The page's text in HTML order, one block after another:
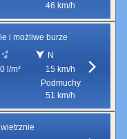
46 km/h
i możliwe burze
0 l/m²
N
15 km/h
Podmuchy
51 km/h